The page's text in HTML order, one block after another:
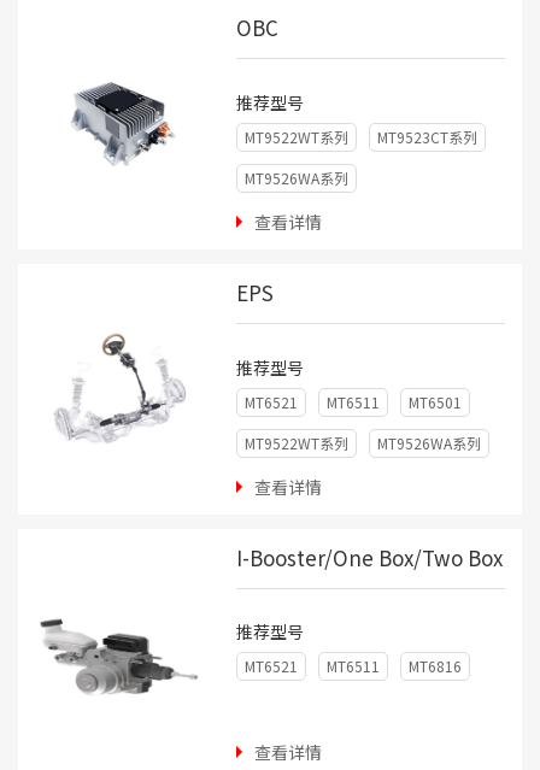
OBC
推荐型号
MT9522WT系列
MT9523CT系列
MT9526WA系列
查看详情
EPS
推荐型号
MT6521 MT6511
MT6501
MT9522WT系列
MT9526WA系列
查看详情
I-Booster/One Box/Two Box
推荐型号
MT6521 MT6511 MT6816
查看详情